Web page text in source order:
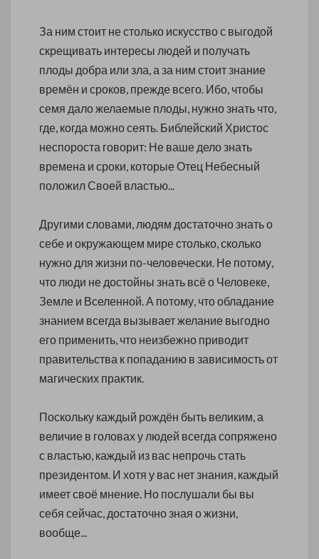
За ним стоит не столько искусство с выгодой
скрещивать интересы людей и получать
плоды добра или зла, а за ним стоит знание
времён и сроков, прежде всего. Ибо, чтобы
семя дало желаемые плоды, нужно знать что,
где, когда можно сеять. Библейский Христос
неспороста говорит: Не ваше дело знать
времена и сроки, которые Отец Небесный
положил Своей властью...
Другими словами, людям достаточно знать о
себе и окружающем мире столько, сколько
нужно для жизни по-человечески. Не потому,
что люди не достойны знать всё о Человеке,
Земле и Вселенной. А потому, что обладание
знанием всегда вызывает желание выгодно
его применить, что неизбежно приводит
правительства к попаданию в зависимость от
магических практик.
Поскольку каждый рождён быть великим, а
величие в головах у людей всегда сопряжено
с властью, каждый из вас непрочь стать
президентом. И хотя у вас нет знания, каждый
имеет своё мнение. Но послушали бы вы
себя сейчас, достаточно зная о жизни,
вообще...